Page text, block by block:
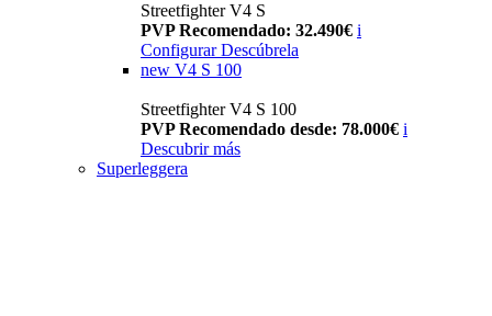
Streetfighter V4 S
PVP Recomendado: 32.490€ i
Configurar Descúbrela
new V4 S 100
Streetfighter V4 S 100
PVP Recomendado desde: 78.000€ i
Descubrir más
Superleggera